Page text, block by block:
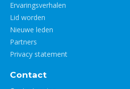
Ervaringsverhalen
Lid worden
Nieuwe leden
Partners
Privacy statement
Contact